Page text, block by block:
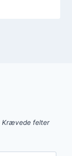
Krævede felter